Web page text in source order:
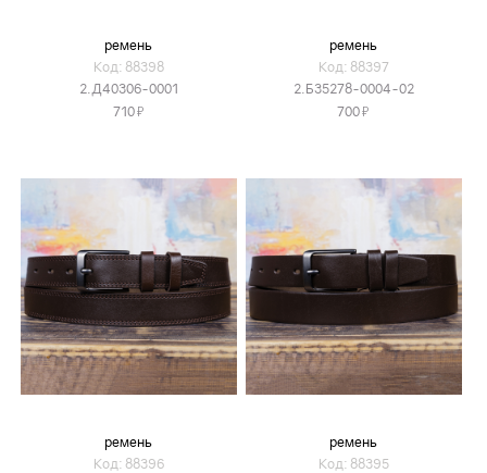
ремень
Код: 88398
2.Д40306-0001
710Я
ремень
Код: 88397
2.Б35278-0004-02
700Я
ремень
Код: 88396
ремень
Код: 88395